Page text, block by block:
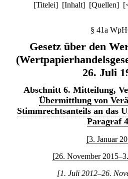
[Titelei] [Inhalt] [Quellen] [
§ 41a
Gesetz über den
26. Juli
Abschnitt 6. Mitteilung,
Übermittlung von
Stimmrechtsanteils an das
Paragraf
[3. Januar
[26. November
[1. Juli 2012–26.